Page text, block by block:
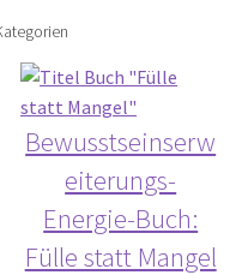
Bewusstseinserw
eiterungs-
Energie-Buch:
Fülle statt Mangel